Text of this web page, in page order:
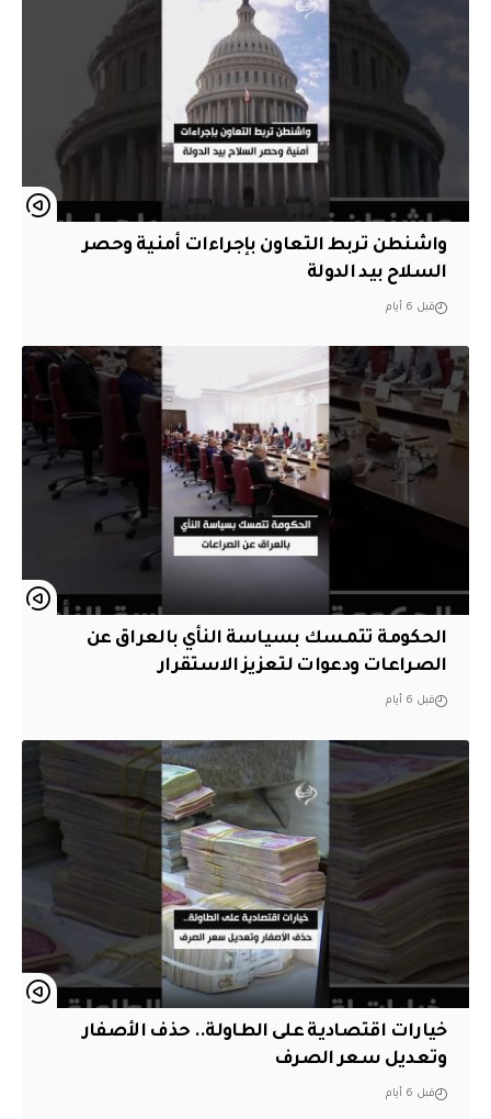
واشنطن تربط التعاون بإجراءات أمنية وحصر
السلاح بيد الدولة
قبل 6 أيام
الحكومة تتمسك بسياسة النأي بالعراق عن
الصراعات ودعوات لتعزيز الاستقرار
قبل 6 أيام
خيارات اقتصادية على الطاولة.. حذف الأصفار
وتعديل سعر الصرف
قبل 6 أيام